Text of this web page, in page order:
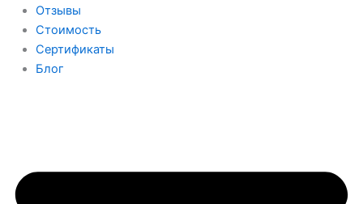
Отзывы
Стоимость
Сертификаты
Блог